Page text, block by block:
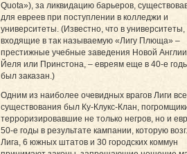
Quota»), за ликвидацию барьеров,
для евреев при поступлении в колледжи и
университеты. (Известно, что в университеты,
входящие в так называемую «Лигу Плюща» –
престижные учебные заведения Новой
Йеля или Принстона, – евреям еще в 40-е
был заказан.)
Одним из наиболее очевидных врагов Лиги
существования был Ку-Клукс-Клан,
терроризировавшие не только негров, но и
50-е годы в результате кампании, которую
Лига, 6 южных штатов и 30 городских коммун